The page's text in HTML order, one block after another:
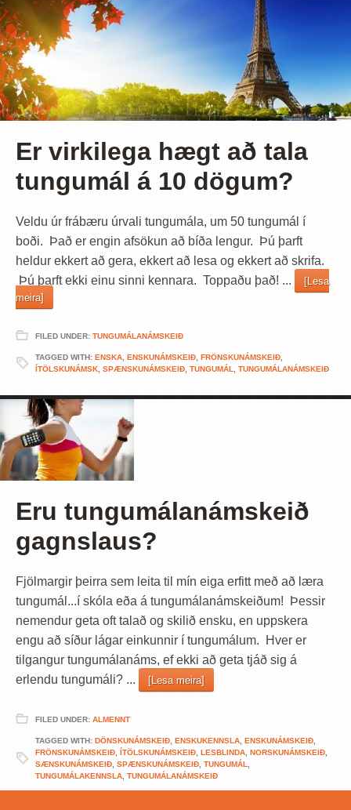
Er virkilega hægt að tala
tungumál á 10 dögum?
Veldu úr frábæru úrvali tungumála, um 50 tungumál í
boði. Það er engin afsökun að bíða lengur. Þú þarft
heldur ekkert að gera, ekkert að lesa og ekkert að skrifa.
Þú þarft ekki einu sinni kennara. Toppaðu það! ...
[Lesa
meira]
FILED UNDER: TUNGUMÁLANÁMSKEIÐ
TAGGED WITH: ENSKA ENSKUNÁMSKEIÐ FRÖNSKUNÁMSKEIÐ
ÍTÖLSKUNÁMSK SPÆNSKUNÁMSKEIÐ TUNGUMÁL TUNGUMÁLANÁMSKEIÐ
Eru tungumálanámskeið
gagnslaus?
Fjölmargir þeirra sem leita til mín eiga erfitt með að læra
tungumál...í skóla eða á tungumálanámskeiðum! Þessir
nemendur geta oft talað og skilið ensku, en uppskera
engu að síður lágar einkunnir í tungumálum. Hver er
tilgangur tungumálanáms, ef ekki að geta tjáð sig á
erlendu tungumáli? ...
[Lesa meira]
FILED UNDER: ALMENNT
TAGGED WITH: DÖNSKUNÁMSKEIÐ ENSKUKENNSLA ENSKUNÁMSKEIÐ
FRÖNSKUNÁMSKEIÐ ÍTÖLSKUNÁMSKEIÐ LESBLINDA NORSKUNÁMSKEIÐ
SÆNSKUNÁMSKEIÐ SPÆNSKUNÁMSKEIÐ TUNGUMÁL
TUNGUMÁLAKENNSLA TUNGUMÁLANÁMSKEIÐ